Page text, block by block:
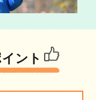
ント